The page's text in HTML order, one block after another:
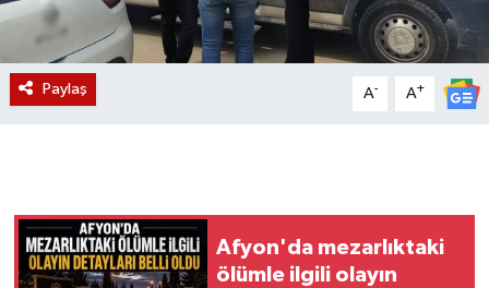
Paylaş A- A+
Afyon'da mezarlıktaki
ölümle ilgili olayın